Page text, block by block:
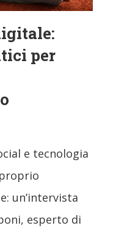
per
e tecnologia
un’intervista
esperto di